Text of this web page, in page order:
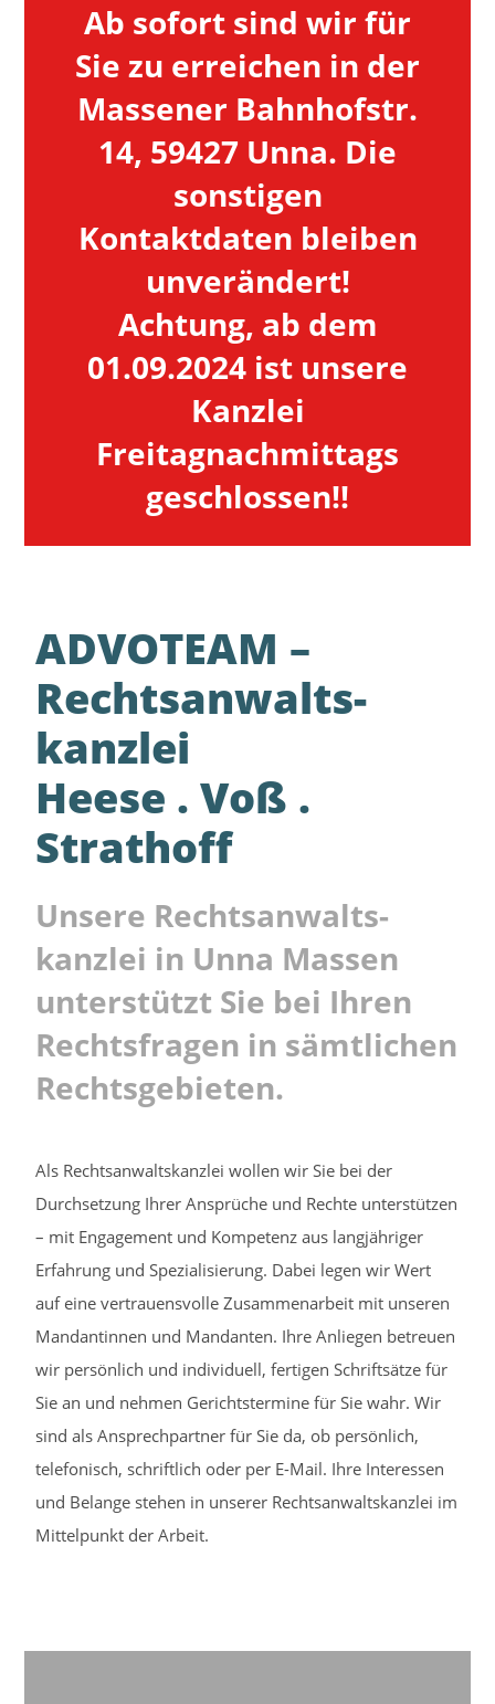
Ab sofort sind wir für
Sie zu erreichen in der
Massener Bahnhofstr.
14, 59427 Unna. Die
sonstigen
Kontaktdaten bleiben
unverändert!
Achtung, ab dem
01.09.2024 ist unsere
Kanzlei
Freitagnachmittags
geschlossen!!
ADVOTEAM –
Rechts­anwalts­
kanzlei
Heese . Voß .
Strathoff
Unsere Rechtsanwalts­
kanzlei in Unna Massen
unterstützt Sie bei Ihren
Rechtsfragen in sämtlichen
Rechtsgebieten.
Als Rechtsanwaltskanzlei wollen wir Sie bei der
Durchsetzung Ihrer Ansprüche und Rechte unterstützen
– mit Engagement und Kompetenz aus langjähriger
Erfahrung und Spezialisierung. Dabei legen wir Wert
auf eine vertrauensvolle Zusammenarbeit mit unseren
Mandantinnen und Mandanten. Ihre Anliegen betreuen
wir persönlich und individuell, fertigen Schriftsätze für
Sie an und nehmen Gerichtstermine für Sie wahr. Wir
sind als Ansprechpartner für Sie da, ob persönlich,
telefonisch, schriftlich oder per E-Mail. Ihre Interessen
und Belange stehen in unserer Rechtsanwaltskanzlei im
Mittelpunkt der Arbeit.